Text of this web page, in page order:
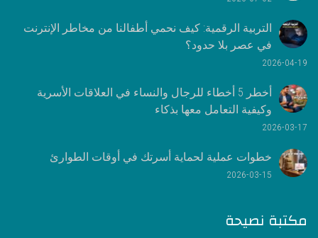
التربية الرقمية: كيف نحمي أطفالنا من مخاطر الإنترنت
في عصر بلا حدود؟
2026-04-19
أخطر 5 أخطاء للرجال والنساء في العلاقات الأسرية
وكيفية التعامل معها بذكاء
2026-03-17
خطوات عملية لحماية أسرتك في أوقات الطوارئ
2026-03-15
مكتبة نصيحة